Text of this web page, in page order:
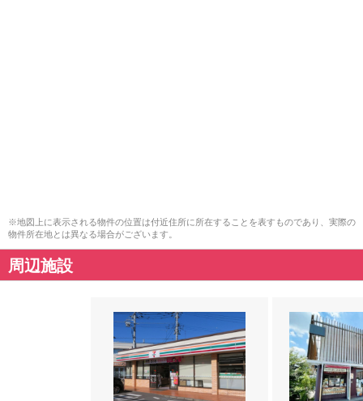
※地図上に表示される物件の位置は付近住所に所在することを表すものであり、実際の
物件所在地とは異なる場合がございます。
周辺施設